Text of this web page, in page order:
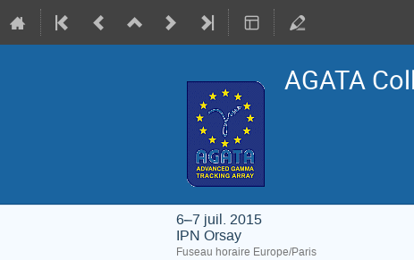
AGATA
6–7 juil. 2015
IPN Orsay
Fuseau horaire Europe/Paris